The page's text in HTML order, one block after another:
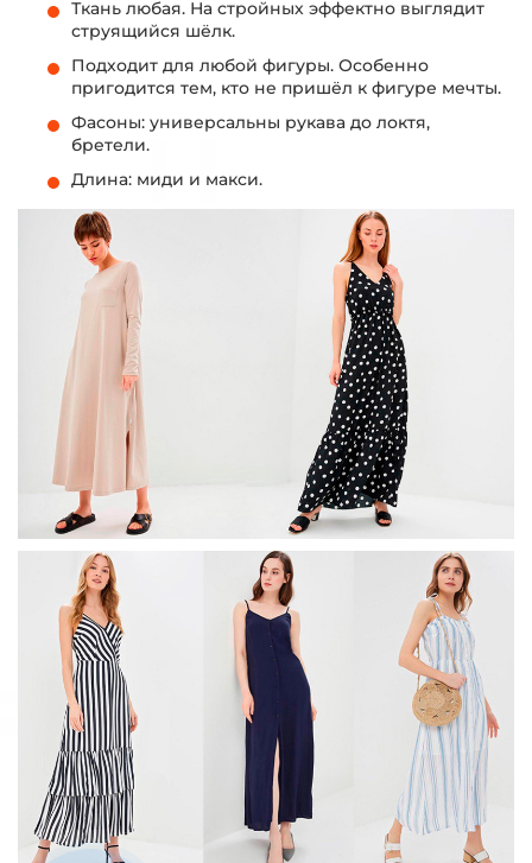
Ткань любая. На стройных эффектно выглядит
струящийся шёлк.
Подходит для любой фигуры. Особенно
пригодится тем, кто не пришёл к фигуре мечты.
Фасоны: универсальны рукава до локтя,
бретели.
Длина: миди и макси.